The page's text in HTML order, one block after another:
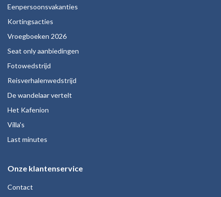
Eenpersoonsvakanties
Kortingsacties
Vroegboeken 2026
Seat only aanbiedingen
Fotowedstrijd
Reisverhalenwedstrijd
De wandelaar vertelt
Het Kafenion
Villa's
Last minutes
Onze klantenservice
Contact